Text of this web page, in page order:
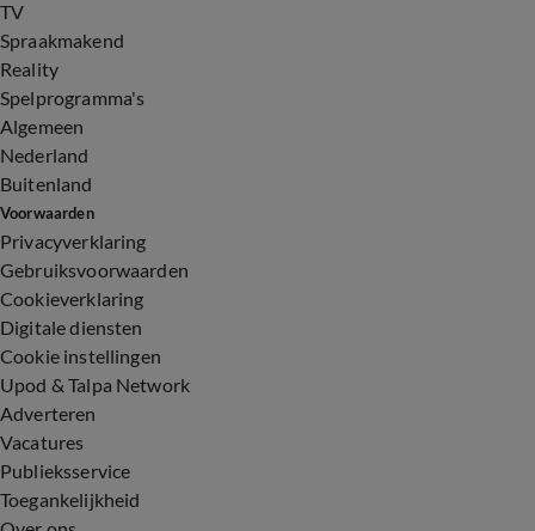
TV
Spraakmakend
Reality
Spelprogramma's
Algemeen
Nederland
Buitenland
Voorwaarden
Privacyverklaring
Gebruiksvoorwaarden
Cookieverklaring
Digitale diensten
Cookie instellingen
Upod & Talpa Network
Adverteren
Vacatures
Publieksservice
Toegankelijkheid